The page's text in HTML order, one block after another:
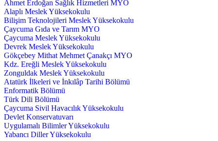
Ahmet Erdoğan Sağlık Hizmetleri MYO
Alaplı Meslek Yüksekokulu
Bilişim Teknolojileri Meslek Yüksekokulu
Çaycuma Gıda ve Tarım MYO
Çaycuma Meslek Yüksekokulu
Devrek Meslek Yüksekokulu
Gökçebey Mithat Mehmet Çanakçı MYO
Kdz. Ereğli Meslek Yüksekokulu
Zonguldak Meslek Yüksekokulu
Atatürk İlkeleri ve İnkılâp Tarihi Bölümü
Enformatik Bölümü
Türk Dili Bölümü
Çaycuma Sivil Havacılık Yüksekokulu
Devlet Konservatuvarı
Uygulamalı Bilimler Yüksekokulu
Yabancı Diller Yüksekokulu